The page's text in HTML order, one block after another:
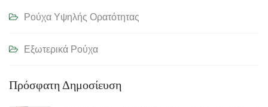
Ρούχα Υψηλής Ορατότητας
Εξωτερικά Ρούχα
Πρόσφατη Δημοσίευση